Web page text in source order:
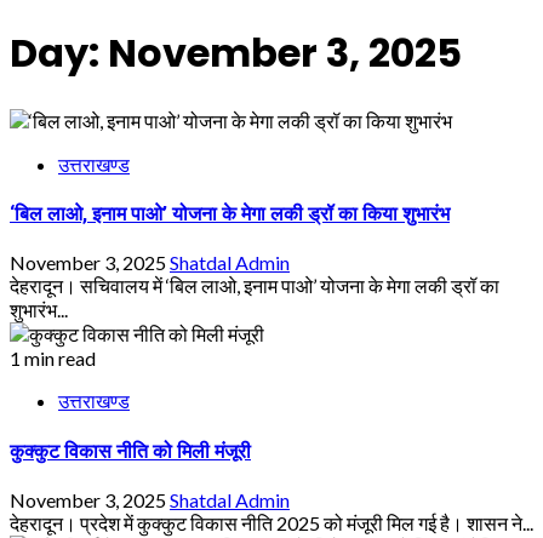
Day: November 3, 2025
उत्तराखण्ड
‘बिल लाओ, इनाम पाओ’ योजना के मेगा लकी ड्रॉ का किया शुभारंभ
November 3, 2025Shatdal Admin
देहरादून। सचिवालय में ‘बिल लाओ, इनाम पाओ’ योजना के मेगा लकी ड्रॉ का
शुभारंभ...
1 min read
उत्तराखण्ड
कुक्कुट विकास नीति को मिली मंजूरी
November 3, 2025Shatdal Admin
देहरादून। प्रदेश में कुक्कुट विकास नीति 2025 को मंजूरी मिल गई है। शासन ने...